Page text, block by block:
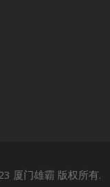
厦门雄霸 版权所有.